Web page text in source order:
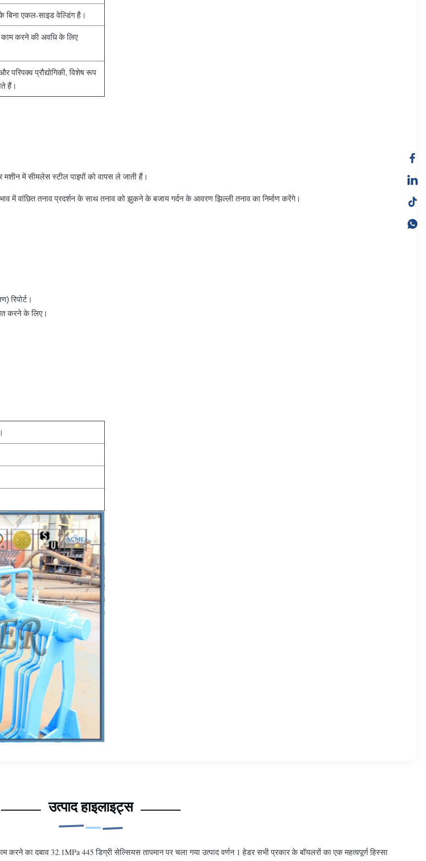
बिना एकल-साइड वेल्डिंग है।
करने की अवधि के लिए
प्रौद्योगिकी, विशेष रूप
हैं।
मशीन में सीमलेस स्टील पाइपों को वापस ले जाती हैं।
में वांछित तनाव प्रदर्शन के साथ तनाव को झुकने के बजाय गर्दन के आवरण झिल्ली तनाव का निर्माण करेंगे।
रिपोर्ट।
करने के लिए।
उत्पाद हाइलाइट्स
का दबाव 32.1MPa 445 डिग्री सेल्सियस तापमान पर चला गया उत्पाद वर्णन 1 हेडर सभी प्रकार के बॉयलरों का एक महत्वपूर्ण हिस्सा